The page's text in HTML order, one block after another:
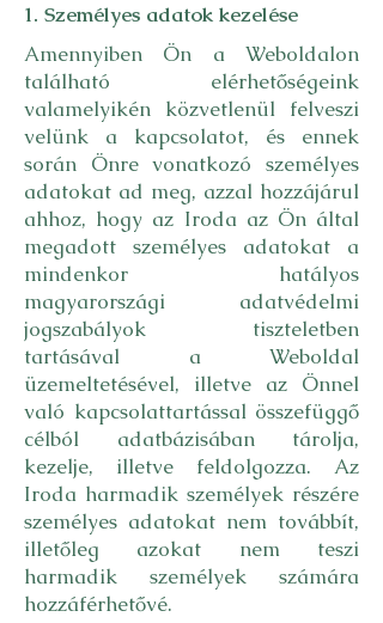
1. Személyes adatok kezelése
Amennyiben Ön a Weboldalon
található elérhetőségeink
valamelyikén közvetlenül felveszi
velünk a kapcsolatot, és ennek
során Önre vonatkozó személyes
adatokat ad meg, azzal hozzájárul
ahhoz, hogy az Iroda az Ön által
megadott személyes adatokat a
mindenkor hatályos
magyarországi adatvédelmi
jogszabályok tiszteletben
tartásával a Weboldal
üzemeltetésével, illetve az Önnel
való kapcsolattartással összefüggő
célból adatbázisában tárolja,
kezelje, illetve feldolgozza. Az
Iroda harmadik személyek részére
személyes adatokat nem továbbít,
illetőleg azokat nem teszi
harmadik személyek számára
hozzáférhetővé.